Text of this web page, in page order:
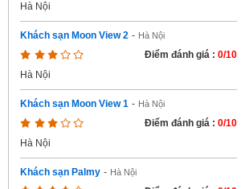
Hà Nội
Khách sạn Moon View 2 - Hà Nội
Điểm đánh giá : 0/10
Hà Nội
Khách sạn Moon View 1 - Hà Nội
Điểm đánh giá : 0/10
Hà Nội
Khách sạn Palmy - Hà Nội